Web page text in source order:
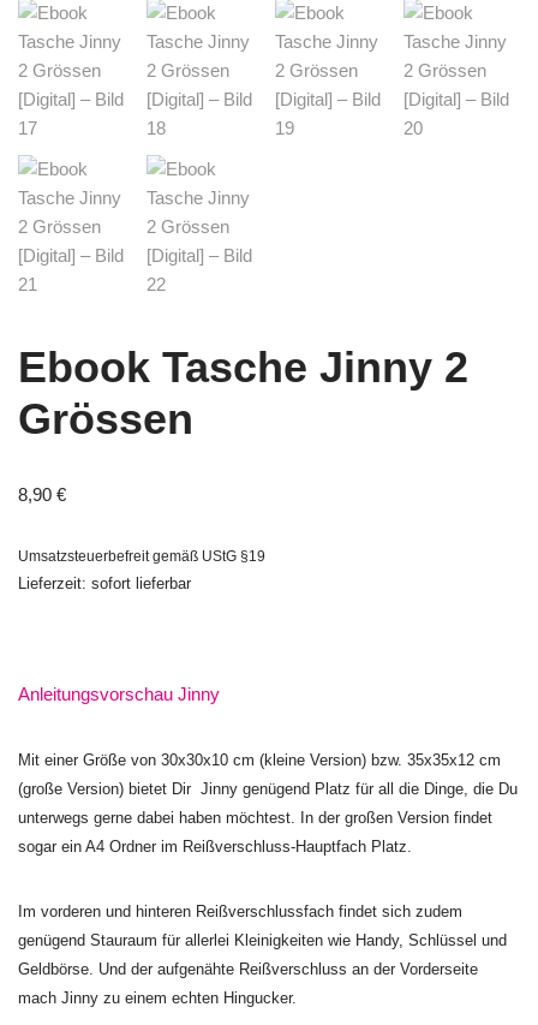
Ebook Tasche Jinny 2
Grössen
8,90 €
Umsatzsteuerbefreit gemäß UStG §19
Lieferzeit: sofort lieferbar
Anleitungsvorschau Jinny
Mit einer Größe von 30x30x10 cm (kleine Version) bzw. 35x35x12 cm
(große Version) bietet Dir Jinny genügend Platz für all die Dinge, die Du
unterwegs gerne dabei haben möchtest. In der großen Version findet
sogar ein A4 Ordner im Reißverschluss-Hauptfach Platz.
Im vorderen und hinteren Reißverschlussfach findet sich zudem
genügend Stauraum für allerlei Kleinigkeiten wie Handy, Schlüssel und
Geldbörse. Und der aufgenähte Reißverschluss an der Vorderseite
mach Jinny zu einem echten Hingucker.